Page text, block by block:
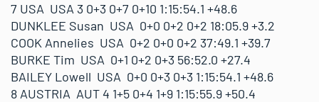
7 USA USA 3 0+3 0+7 0+10 1:15:54.1 +48.6
DUNKLEE Susan USA 0+0 0+2 0+2 18:05.9 +3.2
COOK Annelies USA 0+2 0+0 0+2 37:49.1 +39.7
BURKE Tim USA 0+1 0+2 0+3 56:52.0 +27.4
BAILEY Lowell USA 0+0 0+3 0+3 1:15:54.1 +48.6
8 AUSTRIA AUT 4 1+5 0+4 1+9 1:15:55.9 +50.4